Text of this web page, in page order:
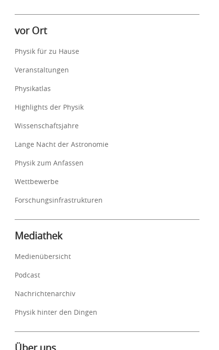
vor Ort
Physik für zu Hause
Veranstaltungen
Physikatlas
Highlights der Physik
Wissenschaftsjahre
Lange Nacht der Astronomie
Physik zum Anfassen
Wettbewerbe
Forschungsinfrastrukturen
Mediathek
Medienübersicht
Podcast
Nachrichtenarchiv
Physik hinter den Dingen